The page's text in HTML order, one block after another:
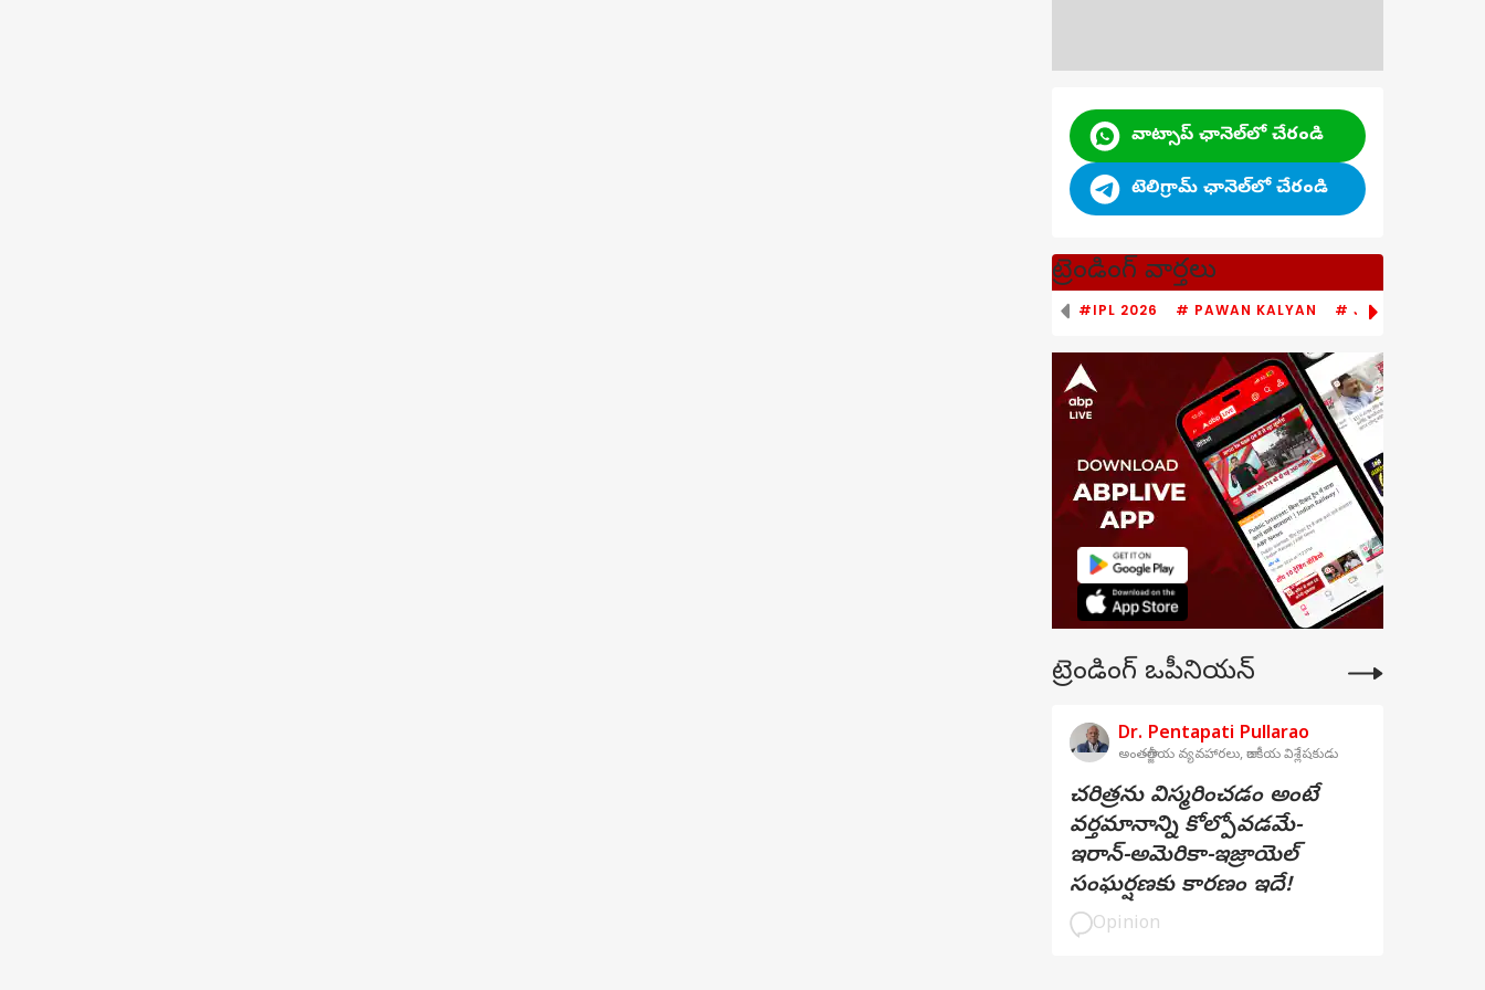
వాట్సాప్ ఛానెల్‌లో చేరండి
టెలిగ్రామ్ ఛానెల్‌లో చేరండి
ట్రెండింగ్ వార్తలు
#IPL 2026 # PAWAN KALYAN # JAGAN MOHAN
ట్రెండింగ్ ఒపీనియన్
Dr. Pentapati Pullarao
అంతర్జాతీయ వ్యవహారలు, రాజకీయ విశ్లేషకుడు
చరిత్రను విస్మరించడం అంటే
వర్తమానాన్ని కోల్పోవడమే-
ఇరాన్-అమెరికా-ఇజ్రాయెల్
సంఘర్షణకు కారణం ఇదే!
Opinion